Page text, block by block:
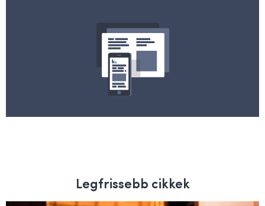
Legfrissebb cikkek